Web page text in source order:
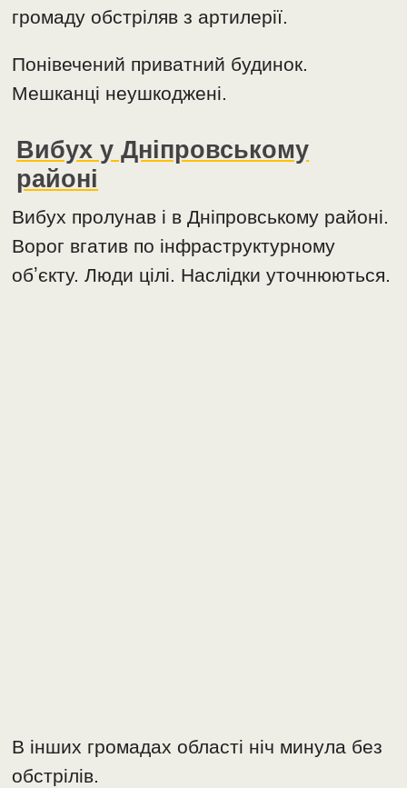
громаду обстріляв з артилерії.
Понівечений приватний будинок.
Мешканці неушкоджені.
Вибух у Дніпровському
районі
Вибух пролунав і в Дніпровському районі.
Ворог вгатив по інфраструктурному
обʼєкту. Люди цілі. Наслідки уточнюються.
В інших громадах області ніч минула без
обстрілів.